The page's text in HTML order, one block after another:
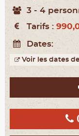
3 - 4
Tarifs :
Dates:
Voir les dates